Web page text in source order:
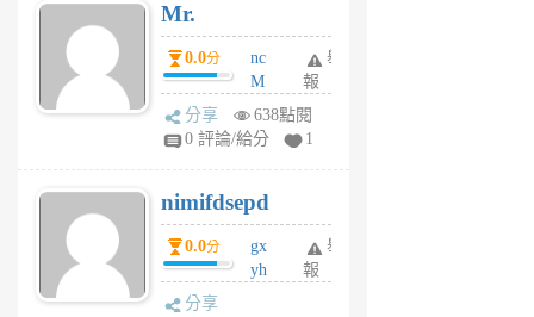
Mr.
0.0分
nc
M
U
F
U
5
個
月
舉
報
分享
638點閱
0 評論/給分
1
nimifdsepd
0.0分
gx
yh
舉
報
分享